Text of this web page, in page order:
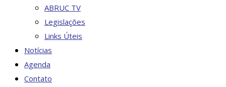
ABRUC TV
Legislações
Links Úteis
Notícias
Agenda
Contato